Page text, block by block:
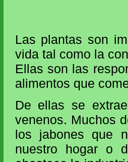
Las plantas son
vida tal como la
Ellas son las
alimentos que
De ellas se
venenos. Muchos
los jabones que
nuestro hogar o